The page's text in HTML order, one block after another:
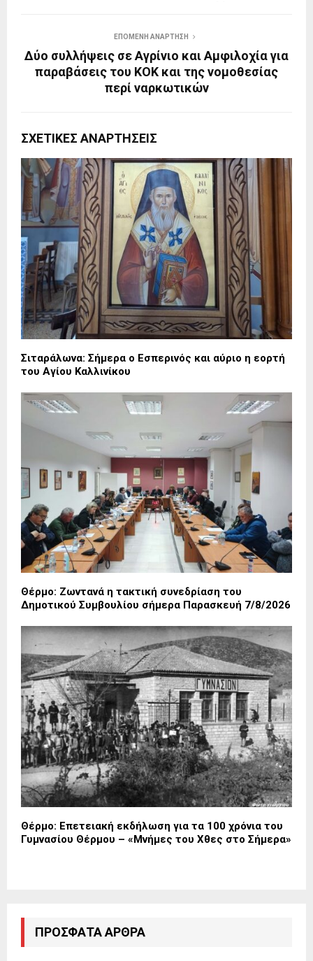
ΕΠΌΜΕΝΗ ΑΝΆΡΤΗΣΗ
Δύο συλλήψεις σε Αγρίνιο και Αμφιλοχία για
παραβάσεις του ΚΟΚ και της νομοθεσίας
περί ναρκωτικών
ΣΧΕΤΙΚΈΣ ΑΝΑΡΤΉΣΕΙΣ
Σιταράλωνα: Σήμερα ο Εσπερινός και αύριο η εορτή
του Αγίου Καλλινίκου
Θέρμο: Ζωντανά η τακτική συνεδρίαση του
Δημοτικού Συμβουλίου σήμερα Παρασκευή 7/8/2026
Θέρμο: Επετειακή εκδήλωση για τα 100 χρόνια του
Γυμνασίου Θέρμου – «Μνήμες του Χθες στο Σήμερα»
ΠΡΌΣΦΑΤΑ ΆΡΘΡΑ